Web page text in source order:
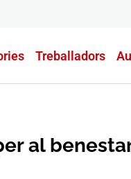
Treballadors
al